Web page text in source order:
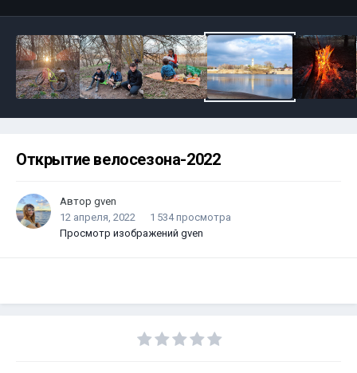
Открытие велосезона-2022
Автор gven
12 апреля, 2022
1 534 просмотра
Просмотр изображений gven